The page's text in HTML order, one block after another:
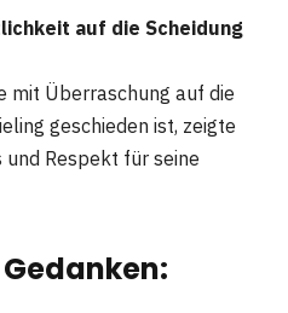
auf die Scheidung
mit Überraschung auf die
geschieden ist, zeigte
Respekt für seine